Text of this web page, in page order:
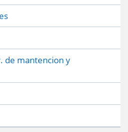
de mantencion y